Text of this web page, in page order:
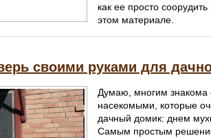
как ее просто
этом материале.
своими руками для
Думаю, многим знакома
насекомыми, которые
дачный домик: днем
Самым простым